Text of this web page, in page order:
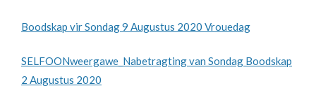
Boodskap vir Sondag 9 Augustus 2020 Vrouedag
SELFOONweergawe_Nabetragting van Sondag Boodskap
2 Augustus 2020